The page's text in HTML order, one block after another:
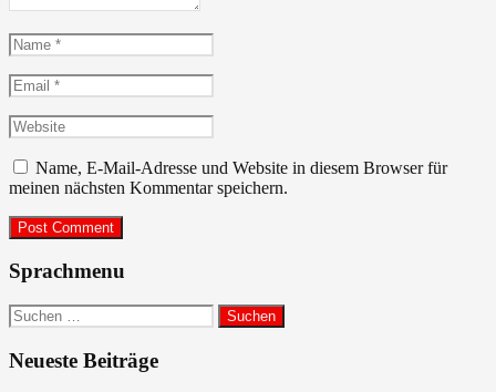
Name
*
Email
*
Website
Name, E-Mail-Adresse und Website in diesem Browser für
meinen nächsten Kommentar speichern.
Sprachmenu
Suchen
nach:
Neueste Beiträge